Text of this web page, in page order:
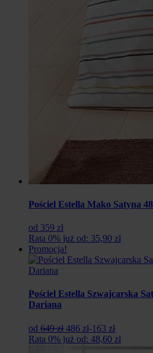
Pościel Estella Mako Satyna
od 359 zł
Rata 0% już od: 35,90 zł
Promocja!
Pościel Estella Szwajcarska
Dariana
od 649 zł Pierwotna
cena
486 złAktualna
cena
-163 zł
Rata 0% już od: 48,60 zł